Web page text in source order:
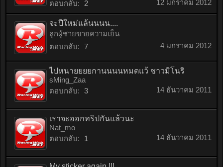
ตอบกลับ: 2 12 มกราคม 2012
จะปีใหม่แล้นนนน....
ลูกผู้ชายขายความเย็น
ตอบกลับ: 7 4 มกราคม 2012
ไปหนายยยยกานนนนหมดแว้ ชาวมิโนริ
sMing_Zaa
ตอบกลับ: 3 14 ธันวาคม 2011
เราจะออกทริปกันแล้วนะ
Nat_mo
ตอบกลับ:
1 14 ธันวาคม 2011